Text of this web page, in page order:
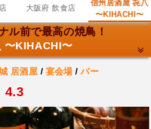
大阪府 飲食店
信州居酒屋 㐂八
〜KIHACHI〜
ル前で最高の焼鳥！
〜KIHACHI〜
居酒屋 / 宴会場/バー
4.3